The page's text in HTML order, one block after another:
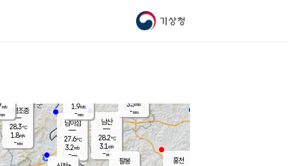
기상청
남이섬
27.6℃
3.2m/s
-mm
남산
28.2℃
3.1 m/s
-mm
팔봉
1.9m/s
-mm
가평조종
28.3℃
1.8m/s
-mm
m/s
mm
홍천
3.5m/s
-mm